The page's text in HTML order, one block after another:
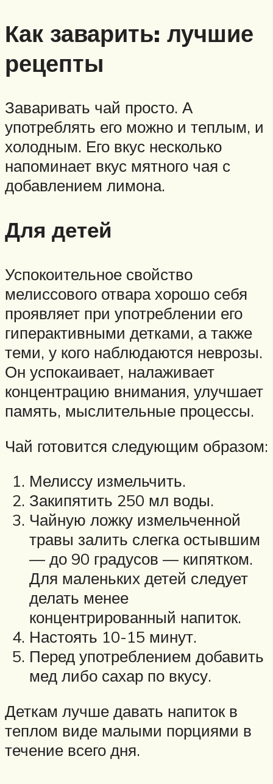
Как заварить: лучшие
рецепты
Заваривать чай просто. А
употреблять его можно и теплым, и
холодным. Его вкус несколько
напоминает вкус мятного чая с
добавлением лимона.
Для детей
Успокоительное свойство
мелиссового отвара хорошо себя
проявляет при употреблении его
гиперактивными детками, а также
теми, у кого наблюдаются неврозы.
Он успокаивает, налаживает
концентрацию внимания, улучшает
память, мыслительные процессы.
Чай готовится следующим образом:
Мелиссу измельчить.
Закипятить 250 мл воды.
Чайную ложку измельченной
травы залить слегка остывшим
— до 90 градусов — кипятком.
Для маленьких детей следует
делать менее
концентрированный напиток.
Настоять 10-15 минут.
Перед употреблением добавить
мед либо сахар по вкусу.
Деткам лучше давать напиток в
теплом виде малыми порциями в
течение всего дня.